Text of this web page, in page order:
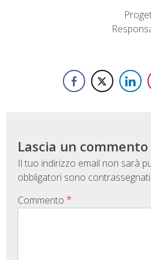
Lascia un commento
Il tuo indirizzo email non sarà
obbligatori sono contrassegnati
Commento *